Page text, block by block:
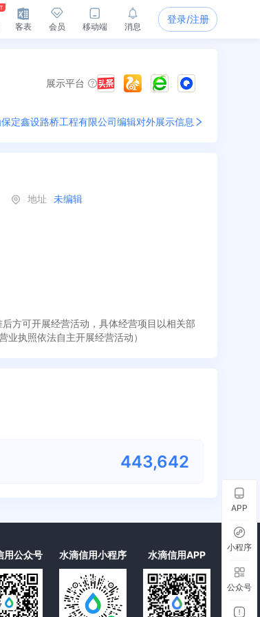
客表 会员 移动端 消息
登录/注册
展示平台
保定鑫设路桥工程有限公司编辑对外展示信息
地址 未编辑
方可开展经营活动，具体经营项目以相关部
执照依法自主开展经营活动）
443,670
用公众号 水滴信用小程序 水滴信用APP
APP
小程序
公众号